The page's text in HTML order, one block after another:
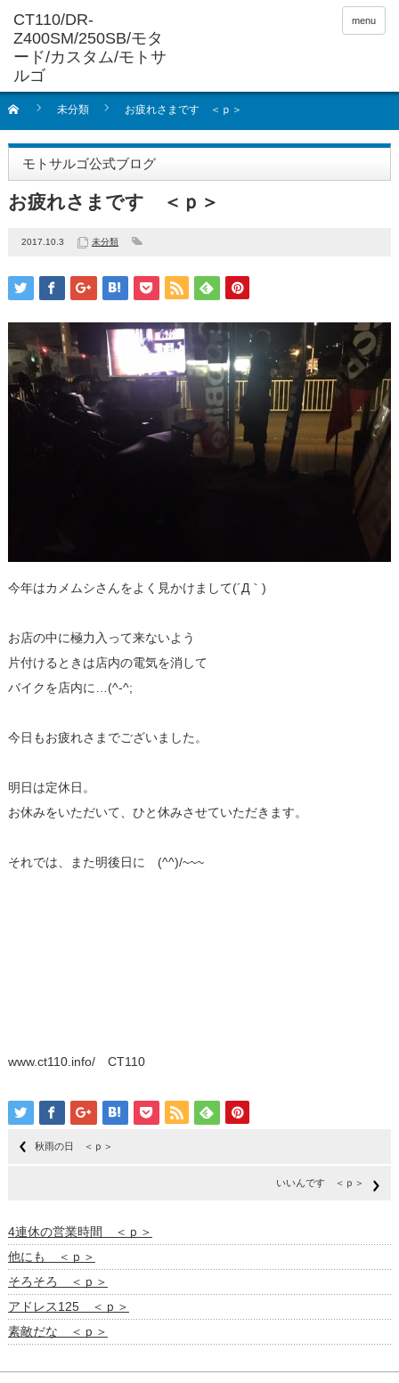
menu
未分類 お疲れさまです ＜ｐ＞
モトサルゴ公式ブログ
お疲れさまです ＜ｐ＞
2017.10.3 未分類
今年はカメムシさんをよく見かけまして(´Д｀)
お店の中に極力入って来ないよう
片付けるときは店内の電気を消して
バイクを店内に…(^-^;
今日もお疲れさまでございました。
明日は定休日。
お休みをいただいて、ひと休みさせていただきます。
それでは、また明後日に (^^)/~~~
www.ct110.info/ CT110
秋雨の日 ＜ｐ＞
いいんです ＜ｐ＞
4連休の営業時間 ＜ｐ＞
他にも ＜ｐ＞
そろそろ ＜ｐ＞
アドレス125 ＜ｐ＞
素敵だな ＜ｐ＞